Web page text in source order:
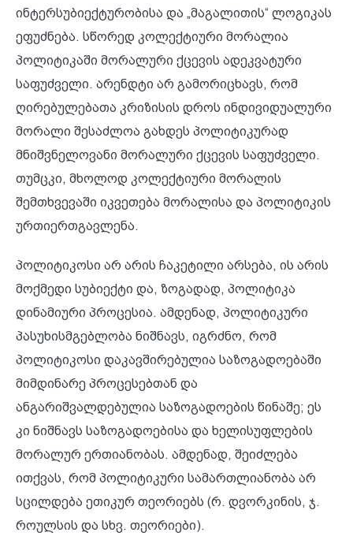
ინტერსუბიექტურობისა და „მაგალითის“ ლოგიკას
ეფუძნება. სწორედ კოლექტიური მორალია
პოლიტიკაში მორალური ქცევის ადეკვატური
საფუძველი. არენდტი არ გამორიცხავს, რომ
ღირებულებათა კრიზისის დროს ინდივიდუალური
მორალი შესაძლოა გახდეს პოლიტიკურად
მნიშვნელოვანი მორალური ქცევის საფუძველი.
თუმცკი, მხოლოდ კოლექტიური მორალის
შემთხვევაში იკვეთება მორალისა და პოლიტიკის
ურთიერთგავლენა.
პოლიტიკოსი არ არის ჩაკეტილი არსება, ის არის
მოქმედი სუბიექტი და, ზოგადად, პოლიტიკა
დინამიური პროცესია. ამდენად, პოლიტიკური
პასუხისმგებლობა ნიშნავს, იგრძნო, რომ
პოლიტიკოსი დაკავშირებულია საზოგადოებაში
მიმდინარე პროცესებთან და
ანგარიშვალდებულია საზოგადოების წინაშე; ეს
კი ნიშნავს საზოგადოებისა და ხელისუფლების
მორალურ ერთიანობას. ამდენად, შეიძლება
ითქვას, რომ პოლიტიკური სამართლიანობა არ
სცილდება ეთიკურ თეორიებს (რ. დვორკინის, ჯ.
როულსის და სხვ. თეორიები).